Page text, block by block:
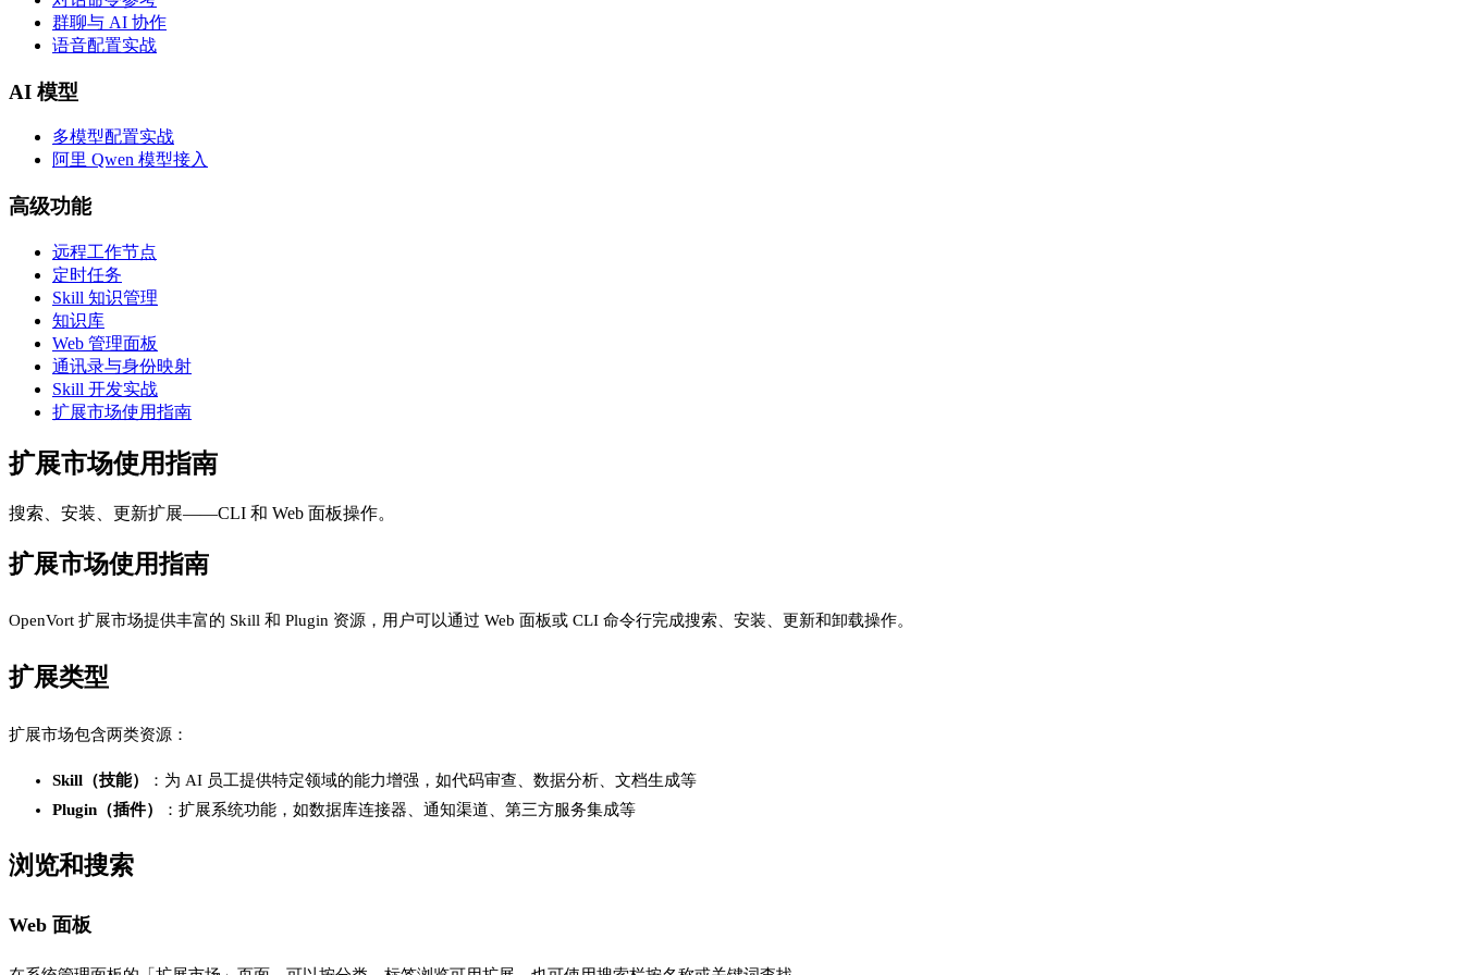
群聊与 AI 协作
语音配置实战
AI 模型
多模型配置实战
阿里 Qwen 模型接入
高级功能
远程工作节点
定时任务
Skill 知识管理
知识库
Web 管理面板
通讯录与身份映射
Skill 开发实战
扩展市场使用指南
扩展市场使用指南
搜索、安装、更新扩展——CLI 和 Web 面板操作。
扩展市场使用指南
OpenVort 扩展市场提供丰富的 Skill 和 Plugin 资源，用户可以通过 Web 面板或 CLI 命令行完成搜索、安装、更新和卸载操作。
扩展类型
扩展市场包含两类资源：
Skill（技能）
：为 AI 员工提供特定领域的能力增强，如代码审查、数据分析、文档生成等
Plugin（插件）
：扩展系统功能，如数据库连接器、通知渠道、第三方服务集成等
浏览和搜索
Web 面板